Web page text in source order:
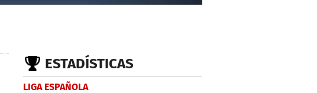
ESTADÍSTICAS
LIGA ESPAÑOLA